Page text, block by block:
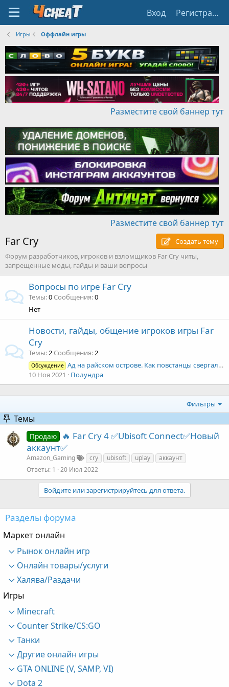
Вход Регистрация
Игры Оффлайн игры
Разместите свой баннер тут
Разместите свой баннер тут
Far Cry
Создать тему
Форум разработчиков, игроков и взломщиков Far Cry читы,
запрещенные моды, гайды и ваши вопросы
Вопросы по игре Far Cry
Темы 0 Сообщения 0
Нет
Новости, гайды, общение игроков игры Far
Cry
Темы 2 Сообщения 2
Обсуждение Ад на райском острове. Как повстанцы свергали безжалостного диктатора: обзор Far Cry 6
10 Ноя 2021
Полундра
Фильтры
Темы
Продаю
🔥 Far Cry 4 ✅Ubisoft Connect✅Новый
аккаунт✅
Amazon_Gaming cry ubisoft uplay
аккаунт
Ответы 1 20 Июл 2022
Войдите или зарегистрируйтесь для ответа.
Разделы форума
Маркет онлайн
Рынок онлайн игр
Онлайн товары/услуги
Халява/Раздачи
Игры
Minecraft
Counter Strike/CS:GO
Танки
Другие онлайн игры
GTA ONLINE (V, SAMP, VI)
Dota 2